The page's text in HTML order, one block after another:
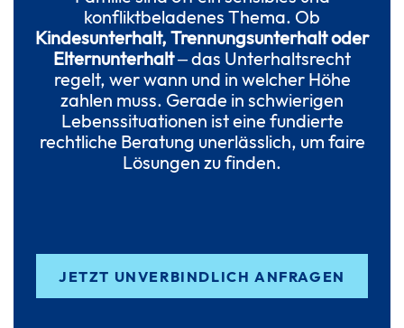
konfliktbeladenes Thema. Ob
Kindesunterhalt, Trennungsunterhalt oder
Elternunterhalt– das Unterhaltsrecht
regelt, wer wann und in welcher Höhe
zahlen muss. Gerade in schwierigen
Lebenssituationen ist eine fundierte
rechtliche Beratung unerlässlich, um faire
Lösungen zu finden.
JETZT UNVERBINDLICH ANFRAGEN